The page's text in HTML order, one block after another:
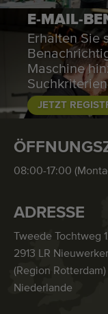
E-MAIL-
Erhalten Sie
Maschine
JETZT
08:00-17:00
ADRESSE
Tweede Tochtweg
2913 LR
(Region Rotterdam)
Niederlande